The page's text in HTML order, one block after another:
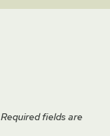
Required fields are